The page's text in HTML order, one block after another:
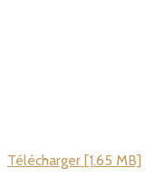
Télécharger [1.65 MB]